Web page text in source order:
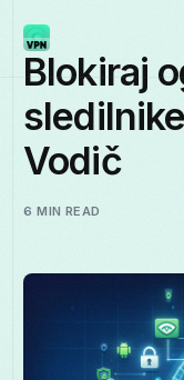
Blokiraj
Vodič
6 MIN READ